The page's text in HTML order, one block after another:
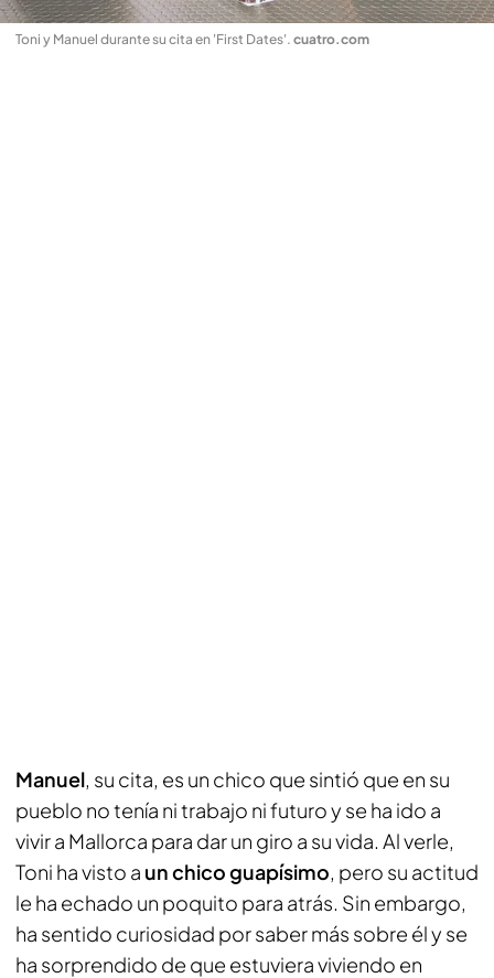
Toni y Manuel durante su cita en 'First Dates'. cuatro.com
Manuel, su cita, es un chico que sintió que en su
pueblo no tenía ni trabajo ni futuro y se ha ido a
vivir a Mallorca para dar un giro a su vida. Al verle,
Toni ha visto a un chico guapísimo, pero su actitud
le ha echado un poquito para atrás. Sin embargo,
ha sentido curiosidad por saber más sobre él y se
ha sorprendido de que estuviera viviendo en